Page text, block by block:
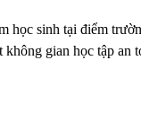
học sinh tại điểm
gian học tập an